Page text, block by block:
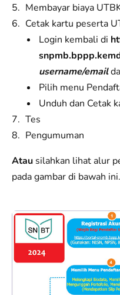
Membayar biaya
Cetak kartu peserta
Login kembali di
username/email
Pilih menu
Unduh dan Cetak
Tes
Pengumuman
Atau silahkan lihat alur
pada gambar di bawah ini.